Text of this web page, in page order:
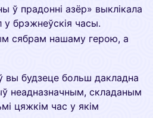
ў прадонні азёр» выклікала
брэжнеўскія часы.
сябрам нашаму герою, а
вы будзеце больш дакладна
неадназначным, складаным
цяжкім час у якім